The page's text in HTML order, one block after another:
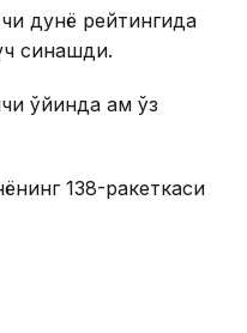
дунё рейтингида
синашди.
ўйинда ҳам ўз
138-ракеткаси